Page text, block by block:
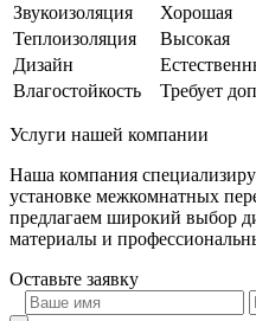
Звукоизоляция
Хорошая
Теплоизоляция
Высокая
Дизайн
Влагостойкость
Требует
Услуги нашей компании
Наша компания
установке межкомнатных
предлагаем широкий выбор
материалы и
Оставьте заявку